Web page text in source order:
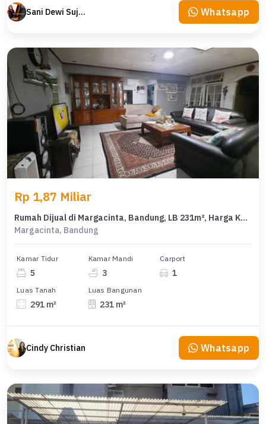
Sani Dewi Sujono Whatsapp
Rp 1,87 Miliar
Rumah Dijual di Margacinta, Bandung, LB 231m², Harga Kompetitif!
Margacinta, Bandung
Kamar Tidur
5
Kamar Mandi
3
Carport
1
Luas Tanah
291 m²
Luas Bangunan
231 m²
Cindy Christian Whatsapp